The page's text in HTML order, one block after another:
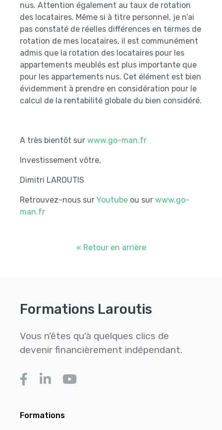
nus. Attention également au taux de rotation
des locataires. Même si à titre personnel, je n’ai
pas constaté de réelles différences en termes de
rotation de mes locataires, il est communément
admis que la rotation des locataires pour les
appartements meublés est plus importante que
pour les appartements nus. Cet élément est bien
évidemment à prendre en considération pour le
calcul de la rentabilité globale du bien considéré.
A très bientôt sur www.go-man.fr
Investissement vôtre,
Dimitri LAROUTIS
Retrouvez-nous sur Youtube ou sur www.go-
man.fr
« Retour en arrière
Formations Laroutis
Vous n'êtes qu'à quelques clics de
devenir financièrement indépendant.
Formations